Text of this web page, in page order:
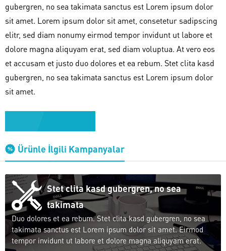
gubergren, no sea takimata sanctus est Lorem ipsum dolor
sit amet. Lorem ipsum dolor sit amet, consetetur sadipscing
elitr, sed diam nonumy eirmod tempor invidunt ut labore et
dolore magna aliquyam erat, sed diam voluptua. At vero eos
et accusam et justo duo dolores et ea rebum. Stet clita kasd
gubergren, no sea takimata sanctus est Lorem ipsum dolor
sit amet.
Ürünle İlgili Kampanyalar
Stet clita kasd gubergren, no sea
takimata
Duo dolores et ea rebum. Stet clita kasd gubergren, no sea
takimata sanctus est Lorem ipsum dolor sit amet. Eirmod
tempor invidunt ut labore et dolore magna aliquyam erat.